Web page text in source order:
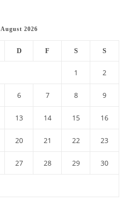
August 2026
D F S S
1 2
6 7 8 9
13 14 15 16
20 21 22 23
27 28 29 30